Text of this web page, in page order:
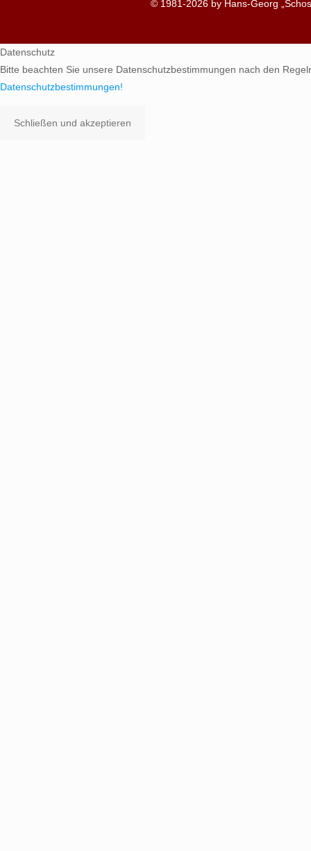
© 1981-2026 by Hans-Georg
Datenschutz
Bitte beachten Sie unsere Datenschutzbestimmungen nach den
Datenschutzbestimmungen!
Schließen und akzeptieren